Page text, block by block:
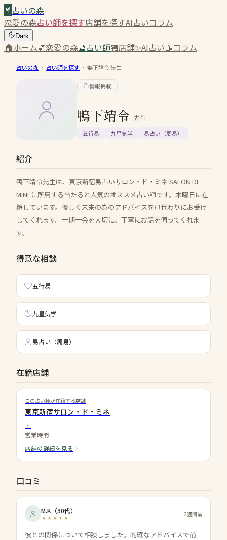
占いの森
恋愛の森占い師を探す店舗を探すAI占いコラム
Dark
🏠ホーム💕恋愛の森🔮占い師🏪店舗✨AI占い📝コラム
占いの森 › 占い師を探す › 鴨下靖令先生
情報掲載
鴨下靖令 先生
五行易 九星気学 易占い（周易）
紹介
鴨下靖令先生は、東京新宿易占いサロン・ド・ミネ SALON DE
MINEに所属する当たると人気のオススメ占い師です。木曜日に在
籍しています。優しく未来の為のアドバイスを母代わりにお受け
してくれます。一期一会を大切に、丁寧にお話を伺ってくれま
す。
得意な相談
五行易
九星気学
易占い（周易）
在籍店舗
この占い師が在籍する店舗
東京新宿サロン・ド・ミネ
・
営業時間
店舗の詳細を見る
口コミ
M.K （30代） 2週間前
彼との関係について相談しました。的確なアドバイスで前